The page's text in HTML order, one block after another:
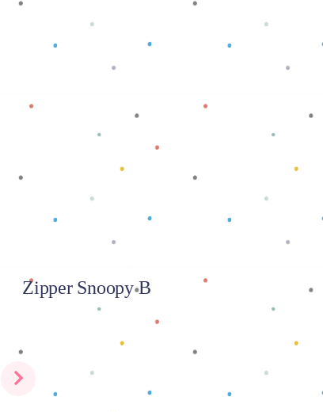
Baca selengkapnya
Zipper Snoopy B